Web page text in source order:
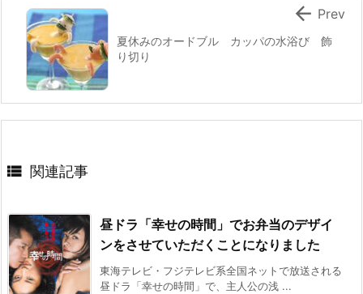
夏休みのオードブル カッパの水浴び 飾
り切り
 Prev
 関連記事
昼ドラ「幸せの時間」でお弁当のデザイ
ンをさせていただくことになりました
東海テレビ・フジテレビ系全国ネットで放送される
昼ドラ「幸せの時間」で、主人公の浅 ...